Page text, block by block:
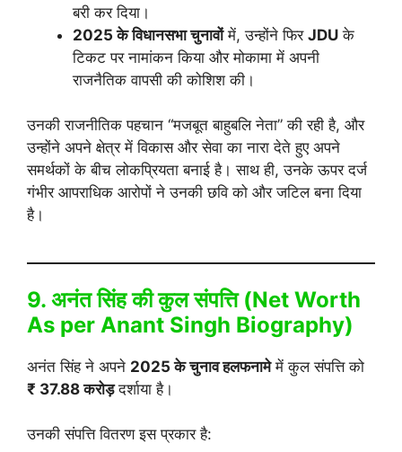
बरी कर दिया।
2025 के विधानसभा चुनावोंमें, उन्होंने फिर JDU के
टिकट पर नामांकन किया और मोकामा में अपनी
राजनैतिक वापसी की कोशिश की।
उनकी राजनीतिक पहचान “मजबूत बाहुबलि नेता” की रही है, और
उन्होंने अपने क्षेत्र में विकास और सेवा का नारा देते हुए अपने
समर्थकों के बीच लोकप्रियता बनाई है। साथ ही, उनके ऊपर दर्ज
गंभीर आपराधिक आरोपों ने उनकी छवि को और जटिल बना दिया
है।
9. अनंत सिंह की कुल संपत्ति (Net Worth
As per Anant Singh Biography)
अनंत सिंह ने अपने 2025 के चुनाव हलफनामेमें कुल संपत्ति को
₹ 37.88 करोड़दर्शाया है।
उनकी संपत्ति वितरण इस प्रकार है: